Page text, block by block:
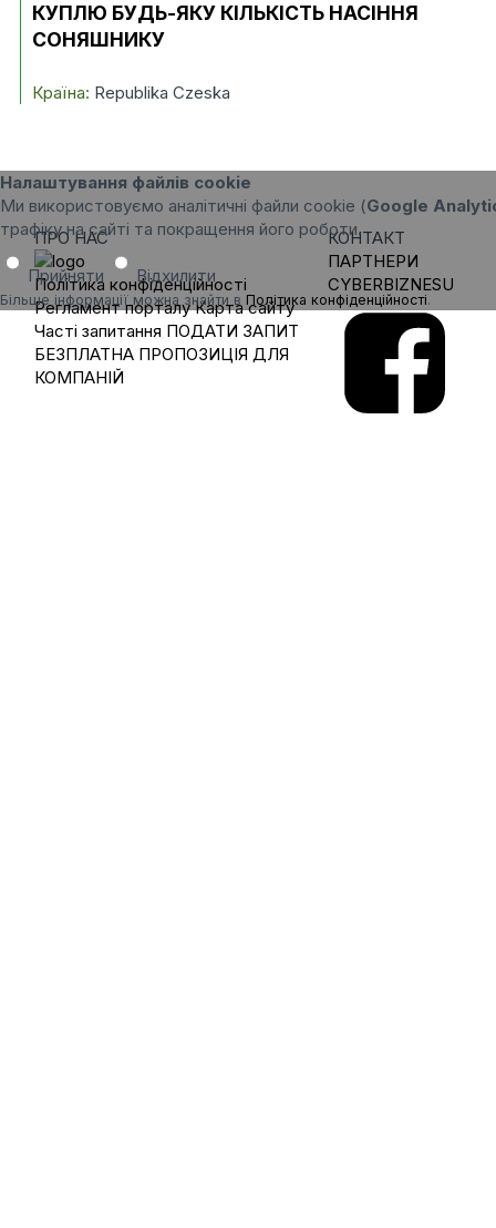
КУПЛЮ БУДЬ-ЯКУ КІЛЬКІСТЬ НАСІННЯ
СОНЯШНИКУ
Країна: Republika Czeska
Налаштування файлів cookie
Ми використовуємо аналітичні файли cookie (Google
трафіку на сайті та покращення його роботи.
Прийняти Відхилити
Більше інформації можна знайти в Політика конфіденційності.
ПРО НАС
Політика конфіденційності
Регламент порталу Карта сайту
Часті запитання ПОДАТИ ЗАПИТ
БЕЗПЛАТНА ПРОПОЗИЦІЯ ДЛЯ
КОМПАНІЙ
КОНТАКТ
ПАРТНЕРИ
CYBERBIZNESU